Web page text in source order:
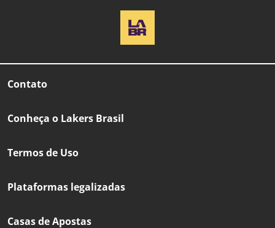
Contato
Conheça o Lakers Brasil
Termos de Uso
Plataformas legalizadas
Casas de Apostas